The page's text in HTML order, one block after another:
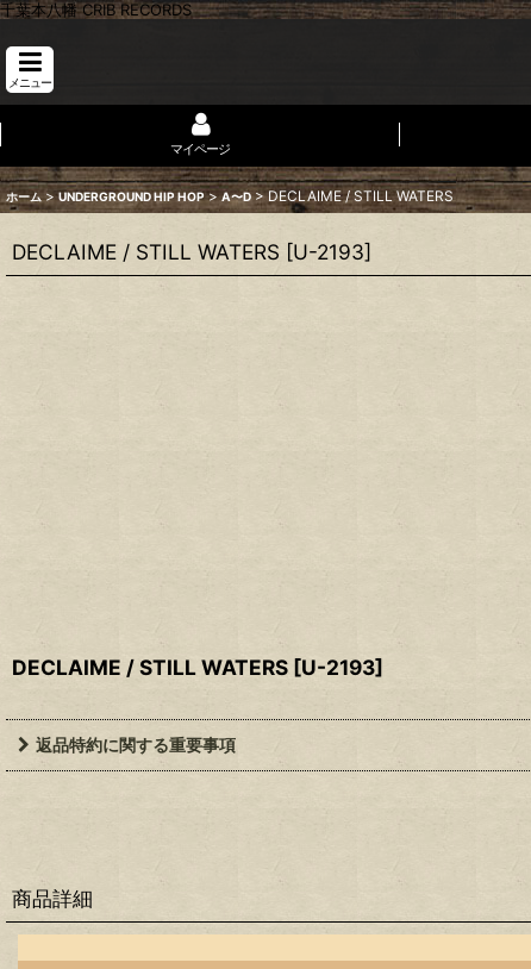
千葉本八幡 CRIB RECORDS
メニュー
マイページ
ホーム > UNDERGROUND HIP HOP > A〜D > DECLAIME / STILL WATERS
DECLAIME / STILL WATERS [U-2193]
DECLAIME / STILL WATERS [U-2193]
返品特約に関する重要事項
商品詳細